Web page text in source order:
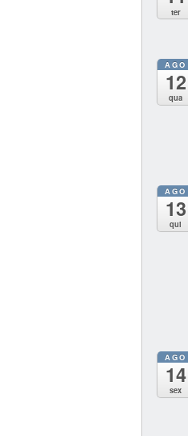
ter
AGO
12
qua
AGO
13
qui
AGO
14
sex